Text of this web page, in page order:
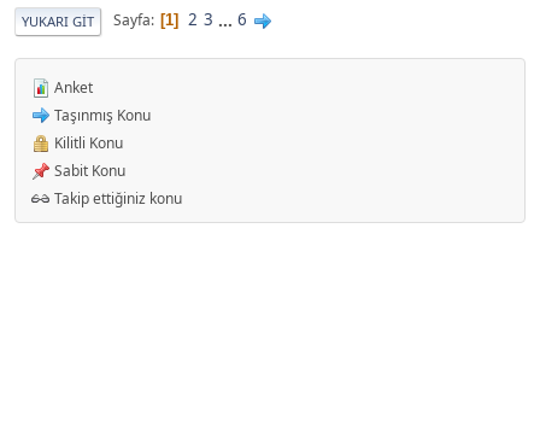
YUKARI GIT Sayfa 1 2 3 ... 6
Anket
Taşınmış Konu
Kilitli Konu
Sabit Konu
Takip ettiğiniz konu